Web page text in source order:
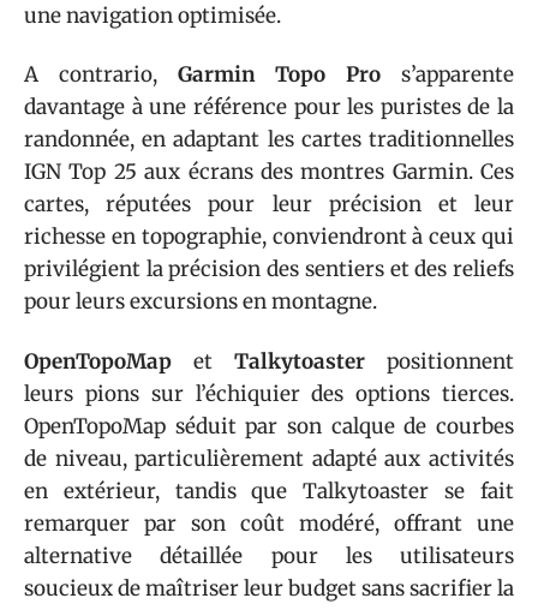
une navigation optimisée.
A contrario, Garmin Topo Pro s’apparente
davantage à une référence pour les puristes de la
randonnée, en adaptant les cartes traditionnelles
IGN Top 25 aux écrans des montres Garmin. Ces
cartes, réputées pour leur précision et leur
richesse en topographie, conviendront à ceux qui
privilégient la précision des sentiers et des reliefs
pour leurs excursions en montagne.
OpenTopoMap et Talkytoaster positionnent
leurs pions sur l’échiquier des options tierces.
OpenTopoMap séduit par son calque de courbes
de niveau, particulièrement adapté aux activités
en extérieur, tandis que Talkytoaster se fait
remarquer par son coût modéré, offrant une
alternative détaillée pour les utilisateurs
soucieux de maîtriser leur budget sans sacrifier la